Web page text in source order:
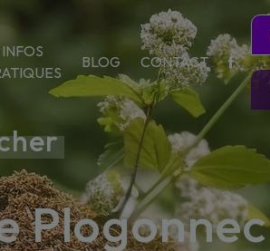
INFOS
BLOG CONTACT
Plogonnec